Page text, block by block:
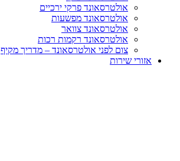
אולטרסאונד פרקי ירכיים
אולטרסאונד מפשעות
אולטרסאונד צוואר
אולטרסאונד רקמות רכות
צום לפני אולטרסאונד – מדריך מקיף
אזורי שירות